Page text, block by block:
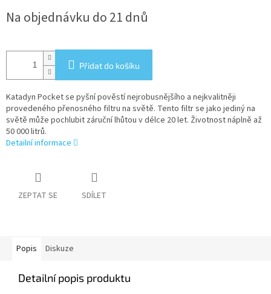
cena:
Na objednávku do 21 dnů
Přidat do košíku
Katadyn Pocket se pyšní pověstí nejrobusnějšího a nejkvalitněji
provedeného přenosného filtru na světě. Tento filtr se jako jediný na
světě může pochlubit záruční lhůtou v délce 20 let. Životnost náplně až
50 000 litrů.
Detailní informace
ZEPTAT SE SDÍLET
Popis Diskuze
Detailní popis produktu